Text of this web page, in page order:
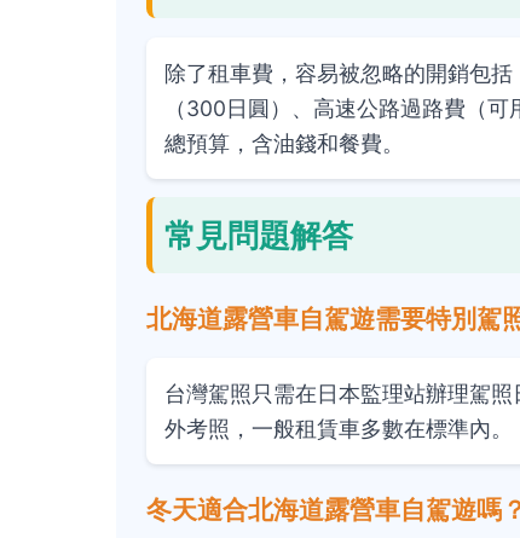
除了租車費，容易被忽略的開銷包
（300日圓）、高速公路過路費（
總預算，含油錢和餐費。
常見問題解答
北海道露營車自駕遊需要特別駕
台灣駕照只需在日本監理站辦理駕
外考照，一般租賃車多數在標準內。
冬天適合北海道露營車自駕遊嗎